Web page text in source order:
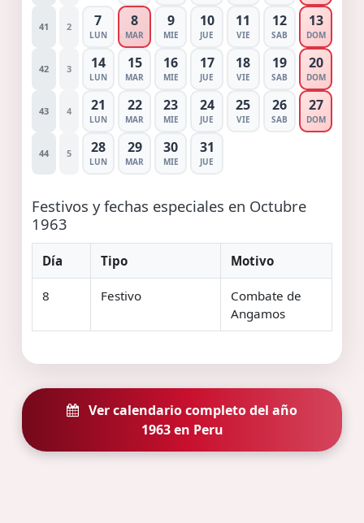
41 2 7
LUN
8
MAR
9
MIE
10
JUE
11
VIE
12
SAB
13
DOM
42 3 14
LUN
15
MAR
16
MIE
17
JUE
18
VIE
19
SAB
20
DOM
43 4 21
LUN
22
MAR
23
MIE
24
JUE
25
VIE
26
SAB
27
DOM
44 5 28
LUN
29
MAR
30
MIE
31
JUE
Festivos y fechas especiales en Octubre
1963
Día Tipo Motivo
8 Festivo
Combate de
Angamos
Ver calendario completo del año
1963 en Peru